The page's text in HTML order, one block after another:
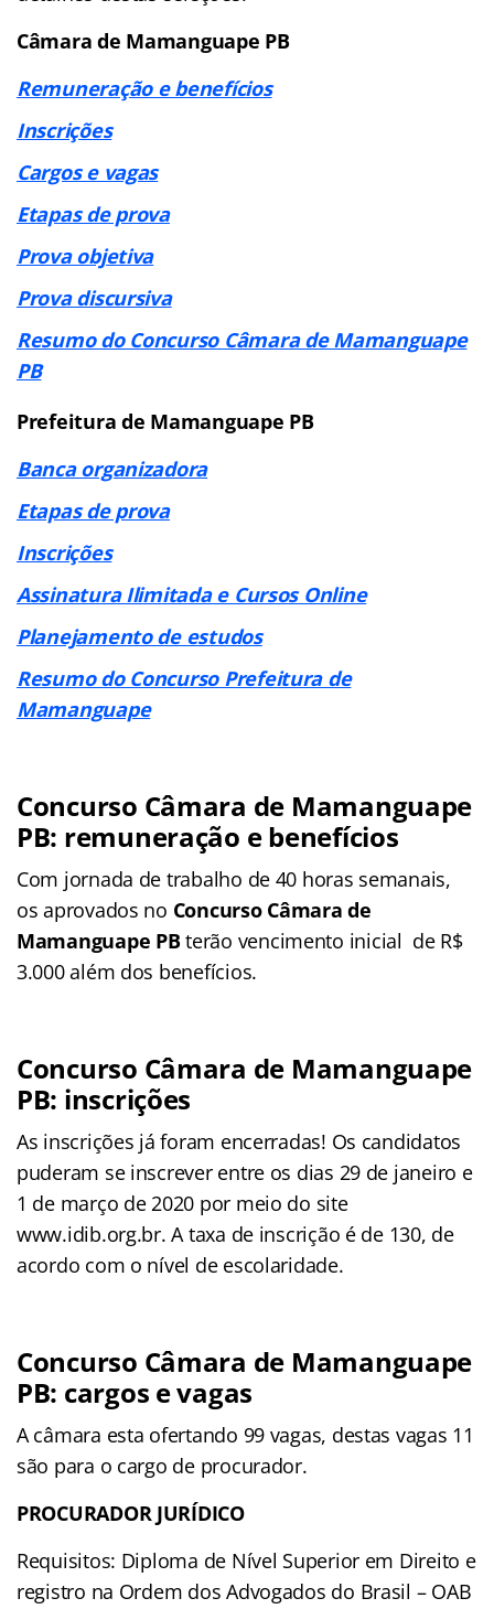
Câmara de Mamanguape PB
Remuneração e benefícios
Inscrições
Cargos e vagas
Etapas de prova
Prova objetiva
Prova discursiva
Resumo do Concurso Câmara de Mamanguape
PB
Prefeitura de Mamanguape PB
Banca organizadora
Etapas de prova
Inscrições
Assinatura Ilimitada e Cursos Online
Planejamento de estudos
Resumo do Concurso Prefeitura de
Mamanguape
Concurso Câmara de Mamanguape
PB: remuneração e benefícios
Com jornada de trabalho de 40 horas semanais,
os aprovados no Concurso Câmara de
Mamanguape PBterão vencimento inicial de R$
3.000 além dos benefícios.
Concurso Câmara de Mamanguape
PB: inscrições
As inscrições já foram encerradas! Os candidatos
puderam se inscrever entre os dias 29 de janeiro e
1 de março de 2020 por meio do site
www.idib.org.br. A taxa de inscrição é de 130, de
acordo com o nível de escolaridade.
Concurso Câmara de Mamanguape
PB: cargos e vagas
A câmara esta ofertando 99 vagas, destas vagas 11
são para o cargo de procurador.
PROCURADOR JURÍDICO
Requisitos: Diploma de Nível Superior em Direito e
registro na Ordem dos Advogados do Brasil – OAB